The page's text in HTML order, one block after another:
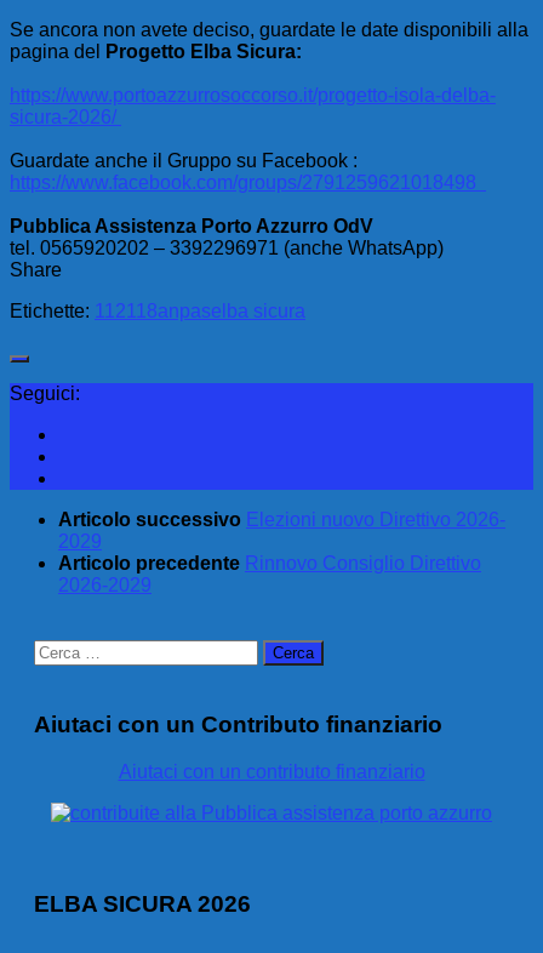
Se ancora non avete deciso, guardate le date disponibili alla
pagina del
Progetto Elba Sicura:
https://www.portoazzurrosoccorso.it/progetto-isola-delba-
sicura-2026/
Guardate anche il Gruppo su Facebook :
https://www.facebook.com/groups/2791259621018498
Pubblica Assistenza Porto Azzurro OdV
tel. 0565920202 – 3392296971 (anche WhatsApp)
Share
Etichette: 112118anpaselba sicura
Seguici:
Articolo successivo Elezioni nuovo Direttivo 2026-
2029
Articolo precedente Rinnovo Consiglio Direttivo
2026-2029
Ricerca
per:
Aiutaci con un Contributo finanziario
Aiutaci con un contributo finanziario
ELBA SICURA 2026